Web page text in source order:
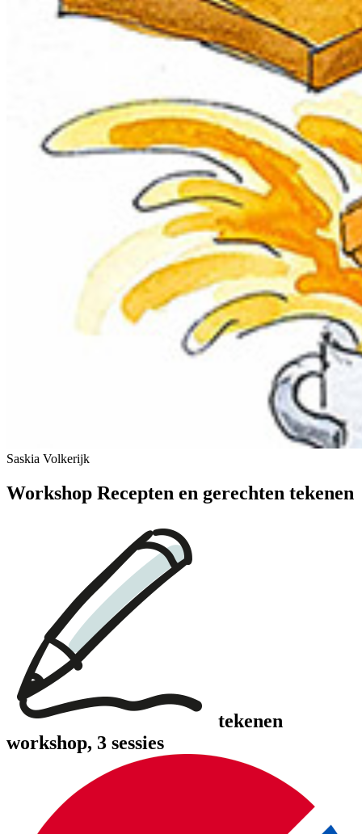
Saskia Volkerijk
Workshop Recepten en gerechten tekenen
tekenen
workshop, 3 sessies